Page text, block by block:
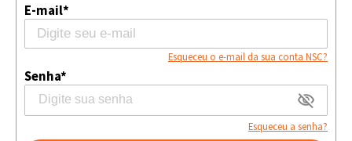
E-mail*
Esqueceu o e-mail da sua conta NSC?
Senha*
Esqueceu a senha?